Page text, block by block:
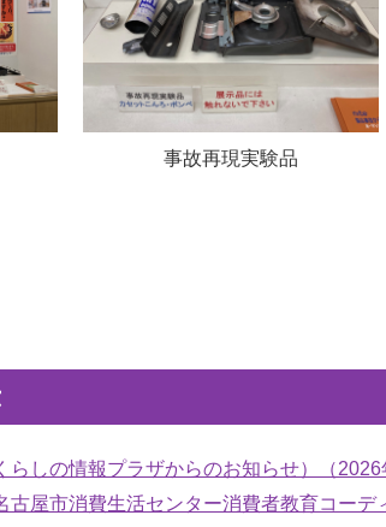
事故再現実験品
らしの情報プラザからのお知らせ）（2026
古屋市消費生活センター消費者教育コーデ